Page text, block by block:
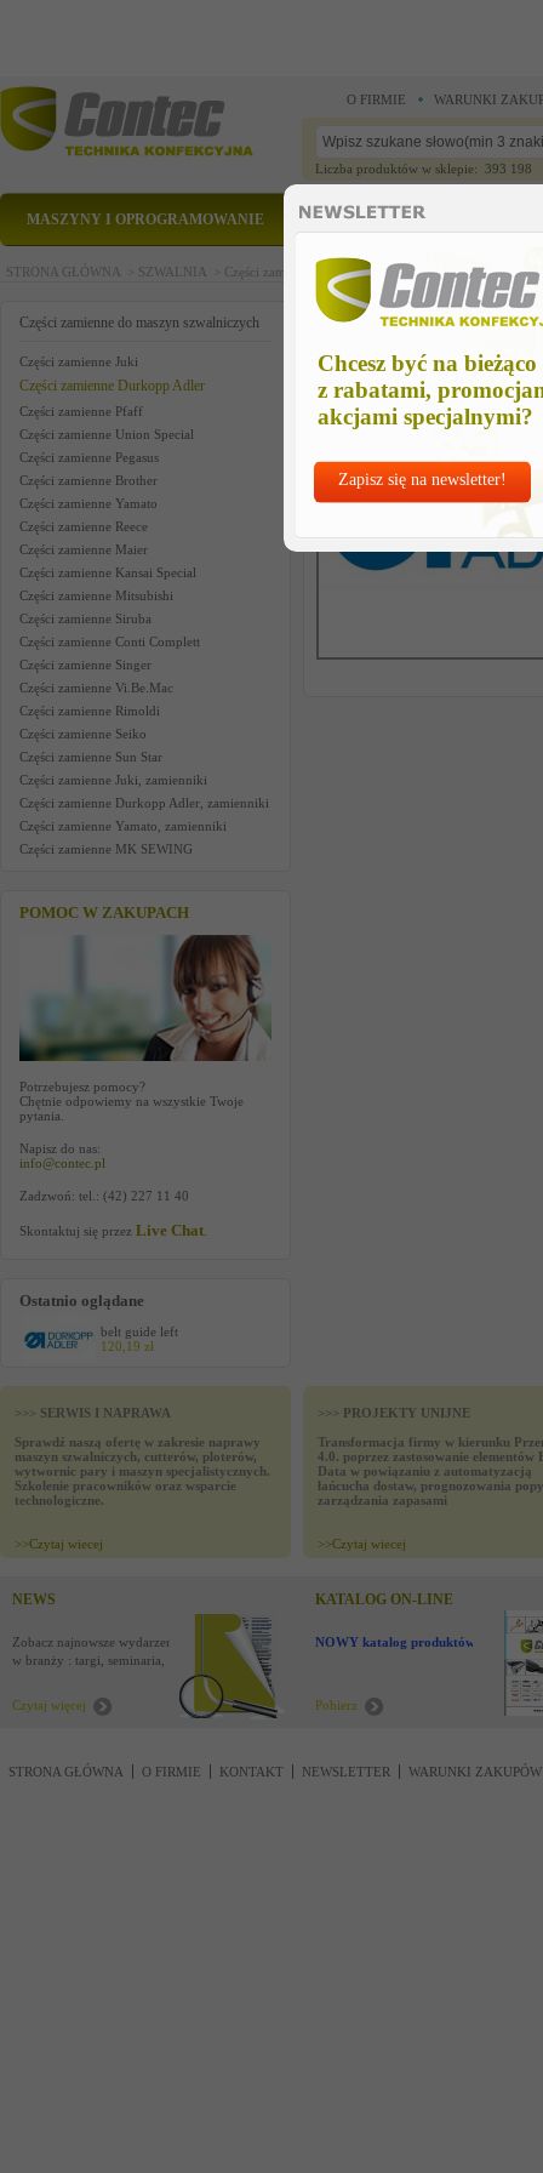
Chcesz być na bieżąco
z rabatami,
akcjami specjalnymi?
Zapisz się na newsletter!
O FIRMIE WARUNKI
Liczba produktów w sklepie: 393 198
MASZYNY I OPROGRAMOWANIE CZĘŚCI ZAMIENNE
STRONA GŁÓWNA > SZWALNIA > Części zamienne do maszyn szwalniczych >Części
Części zamienne do maszyn szwalniczych
Części zamienne Juki
Części zamienne Durkopp Adler
Części zamienne Pfaff
Części zamienne Union Special
Części zamienne Pegasus
Części zamienne Brother
Części zamienne Yamato
Części zamienne Reece
Części zamienne Maier
Części zamienne Kansai Special
Części zamienne Mitsubishi
Części zamienne Siruba
Części zamienne Conti Complett
Części zamienne Singer
Części zamienne Vi.Be.Mac
Części zamienne Rimoldi
Części zamienne Seiko
Części zamienne Sun Star
Części zamienne Juki, zamienniki
Części zamienne Durkopp Adler, zamienniki
Części zamienne Yamato, zamienniki
Części zamienne MK SEWING
POMOC W ZAKUPACH
Potrzebujesz pomocy?
Chętnie odpowiemy na wszystkie Twoje
pytania.
Napisz do nas:
info@contec.pl
Zadzwoń: tel.: (42) 227 11 40
Skontaktuj się przez Live Chat
Ostatnio oglądane
belt guide left
120,19 zł
belt guide left
>>> SERWIS I NAPRAWA
Sprawdź naszą ofertę w zakresie naprawy
maszyn szwalniczych, cutterów, ploterów,
wytwornic pary i maszyn specjalistycznych.
Szkolenie pracowników oraz wsparcie
technologiczne.
>>Czytaj wiecej
>>> PROJEKTY UNIJNE
Transformacja firmy w kierunku
4.0. poprzez zastosowanie elementów
Data w powiązaniu z automatyzacją
łańcucha dostaw, prognozowania
zarządzania zapasami
>>Czytaj wiecej
NEWS
Zobacz najnowsze wydarzenia
w branży : targi, seminaria,
Czytaj więcej
KATALOG ON-LINE
NOWY katalog produktów !
Pobierz
STRONA GŁÓWNA O FIRMIE KONTAKT NEWSLETTER WARUNKI ZAKUPÓW